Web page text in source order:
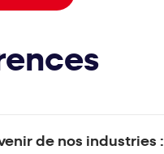
de nos industries :